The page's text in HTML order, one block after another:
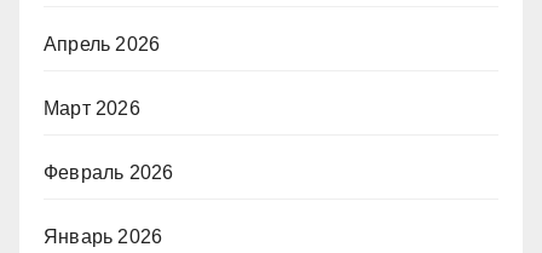
Апрель 2026
Март 2026
Февраль 2026
Январь 2026